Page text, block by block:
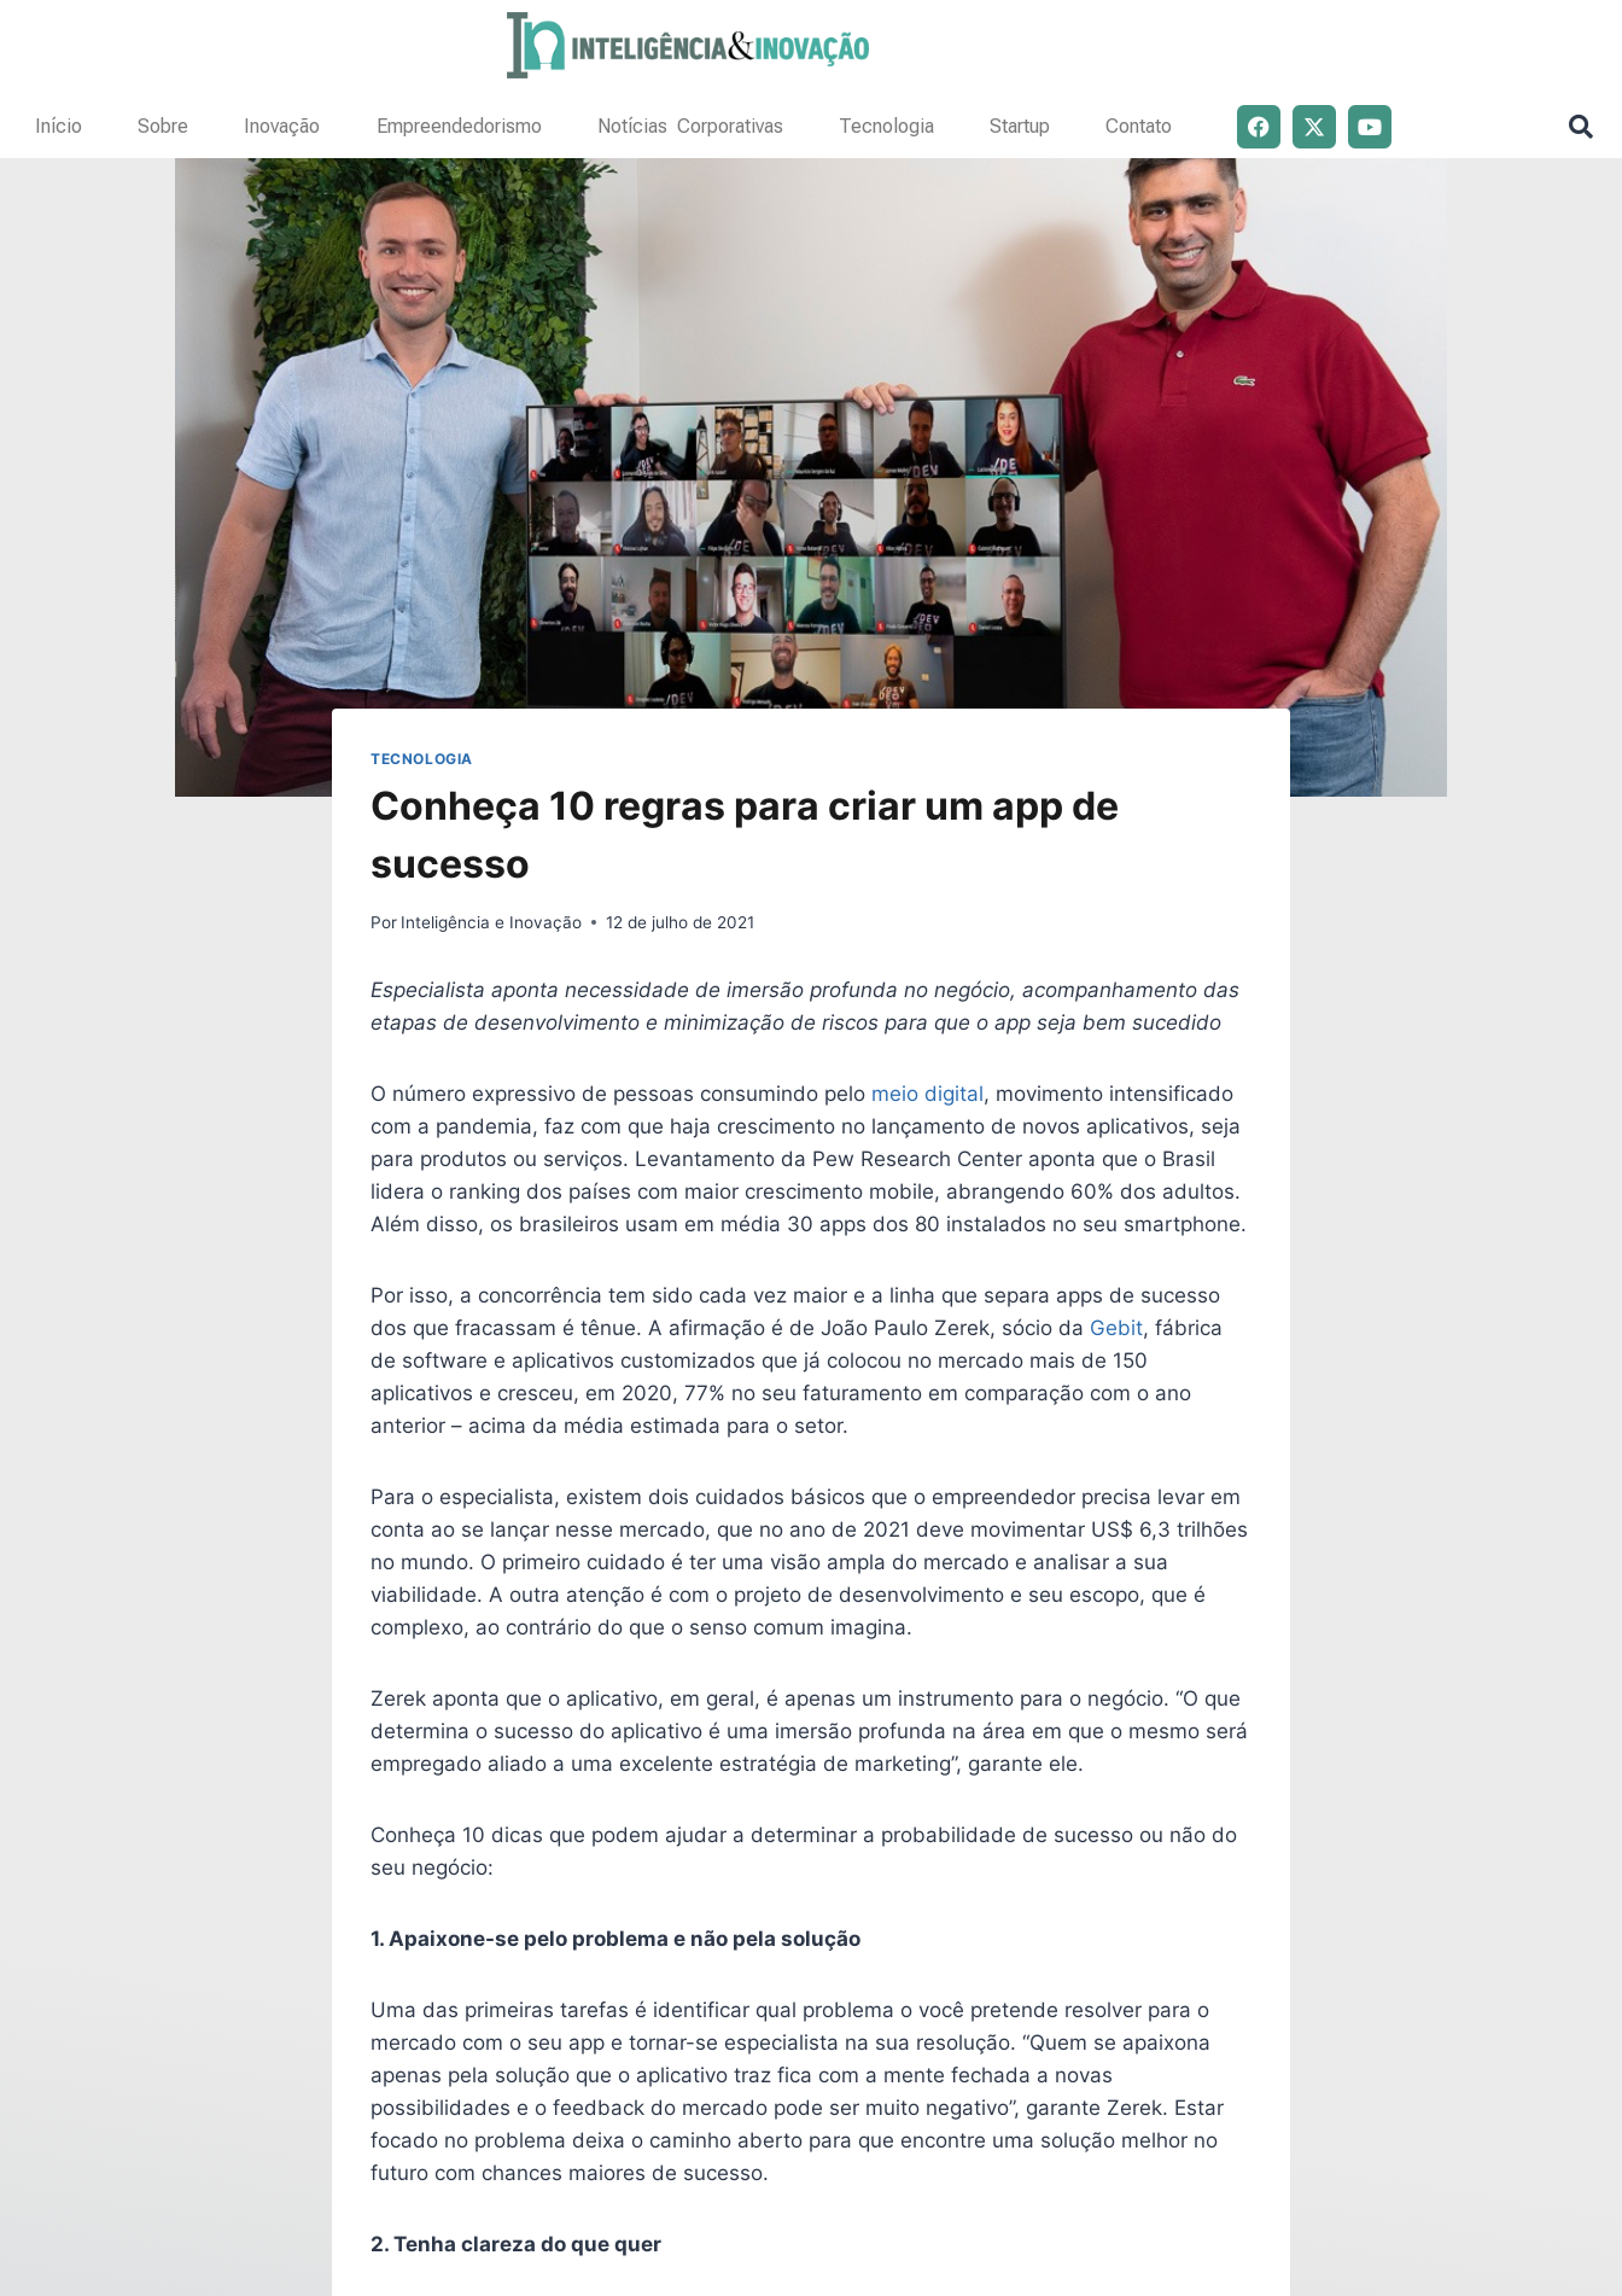
Início Sobre Inovação Empreendedorismo Notícias Corporativas Tecnologia Startup Contato
TECNOLOGIA
Conheça 10 regras para criar um app de
sucesso
Por Inteligência e Inovação 12 de julho de 2021
Especialista aponta necessidade de imersão profunda no negócio, acompanhamento das
etapas de desenvolvimento e minimização de riscos para que o app seja bem sucedido
O número expressivo de pessoas consumindo pelo meio digital, movimento intensificado
com a pandemia, faz com que haja crescimento no lançamento de novos aplicativos, seja
para produtos ou serviços. Levantamento da Pew Research Center aponta que o Brasil
lidera o ranking dos países com maior crescimento mobile, abrangendo 60% dos adultos.
Além disso, os brasileiros usam em média 30 apps dos 80 instalados no seu smartphone.
Por isso, a concorrência tem sido cada vez maior e a linha que separa apps de sucesso
dos que fracassam é tênue. A afirmação é de João Paulo Zerek, sócio da Gebit, fábrica
de software e aplicativos customizados que já colocou no mercado mais de 150
aplicativos e cresceu, em 2020, 77% no seu faturamento em comparação com o ano
anterior – acima da média estimada para o setor.
Para o especialista, existem dois cuidados básicos que o empreendedor precisa levar em
conta ao se lançar nesse mercado, que no ano de 2021 deve movimentar US$ 6,3 trilhões
no mundo. O primeiro cuidado é ter uma visão ampla do mercado e analisar a sua
viabilidade. A outra atenção é com o projeto de desenvolvimento e seu escopo, que é
complexo, ao contrário do que o senso comum imagina.
Zerek aponta que o aplicativo, em geral, é apenas um instrumento para o negócio. “O que
determina o sucesso do aplicativo é uma imersão profunda na área em que o mesmo será
empregado aliado a uma excelente estratégia de marketing”, garante ele.
Conheça 10 dicas que podem ajudar a determinar a probabilidade de sucesso ou não do
seu negócio:
1. Apaixone-se pelo problema e não pela solução
Uma das primeiras tarefas é identificar qual problema o você pretende resolver para o
mercado com o seu app e tornar-se especialista na sua resolução. “Quem se apaixona
apenas pela solução que o aplicativo traz fica com a mente fechada a novas
possibilidades e o feedback do mercado pode ser muito negativo”, garante Zerek. Estar
focado no problema deixa o caminho aberto para que encontre uma solução melhor no
futuro com chances maiores de sucesso.
2. Tenha clareza do que quer